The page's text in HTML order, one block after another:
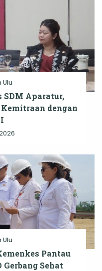
Ulu
Aparatur,
dengan
Ulu
Pantau
Gerbang Sehat